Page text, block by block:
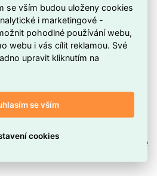
STROPNÍ SVÍTIDLO?
.
barevné teploty mezi
hodnotuIP20
(svítidlo s krytem)
z produktové
se vším budou uloženy cookies
i marketingové -
pohodlné používání webu,
webu i vás cílit reklamou. Své
upravit kliknutím na
se vším
cookies